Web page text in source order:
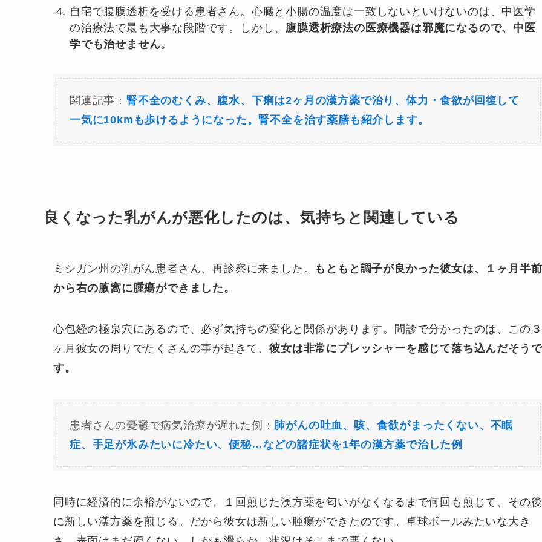
自宅で腹膜透析を受ける患者さん。心臓と小腸の温度は一致しないといけないのは、中医学
の治療法で最も大事な段階です。しかし、 腹膜透析療法の医療機器は邪魔になるので、中医
学でも治せません。
関連記事： 腎不全のむくみ、腹水、下痢は2ヶ月の漢方薬で治り、体力・食欲が回復して
一気に10kmも歩けるようになった。腎不全を治す薬膳も紹介します。
良くなった乳がんが悪化したのは、気持ちと関連している
ミシガン州の乳がん患者さん、再診察に来ました。
もともと調子が良かった彼女は、１ヶ月半前
から右の腋窩に腫瘍ができました。
心包経の極泉穴にあるので、必ず気持ちの変化と関係があります。問診で分かったのは、この３
ヶ月彼女の周りでたくさんの事が起きて、彼女は非常にプレッシャーを感じて落ち込んだそうで
す。
患者さんの憂鬱で病気治療が遅れた例： 肺がんの吐血、咳、食欲がまったくない、不眠
症、手足が氷みたいに冷たい、便秘…などの諸症状を1年の漢方薬で治した例
同時に経済的に余裕がないので、１回煎じた漢方薬を匂いがなくなるまで何回も煎じて、その後
に新しい漢方薬を煎じる。だから彼女は新しい腫瘍ができたのです。卓球ボールみたいな大き